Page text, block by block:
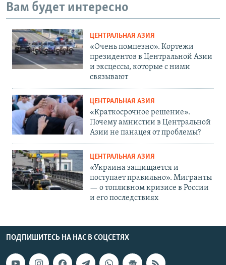
Вам будет интересно
ЦЕНТРАЛЬНАЯ АЗИЯ
«Очень помпезно». Кортежи
президентов в Центральной Азии
и эксцессы, которые с ними
связывают
ЦЕНТРАЛЬНАЯ АЗИЯ
«Краткосрочное решение».
Почему амнистии в Центральной
Азии не панацея от проблемы?
ЦЕНТРАЛЬНАЯ АЗИЯ
«Украина защищается и
поступает правильно». Мигранты
— о топливном кризисе в России
и его последствиях
ПОДПИШИТЕСЬ НА НАС В СОЦСЕТЯХ